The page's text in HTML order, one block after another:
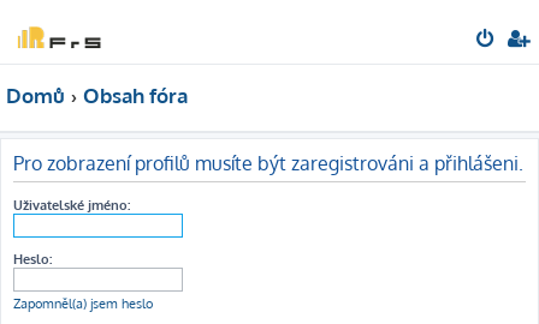
Domů Obsah fóra
Pro zobrazení profilů musíte být zaregistrováni a přihlášeni.
Uživatelské jméno:
Heslo:
Zapomněl(a) jsem heslo